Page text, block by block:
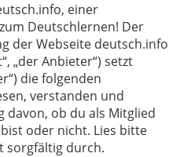
einer
Deutschlernen! Der
der Webseite deutsch.info
„der Anbieter“) setzt
die folgenden
verstanden und
davon, ob du als Mitglied
oder nicht. Lies bitte
sorgfältig durch.